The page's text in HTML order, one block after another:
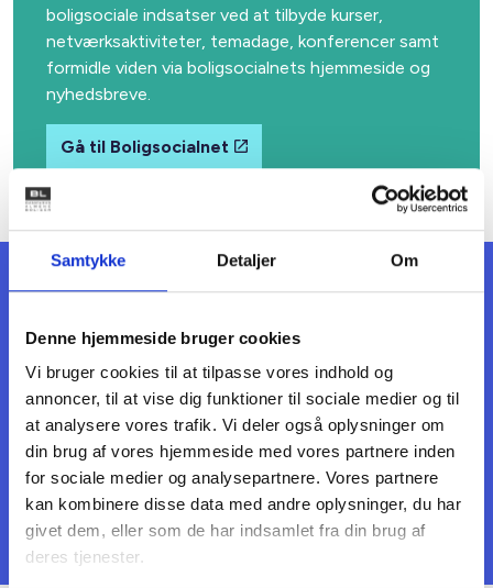
Samtykke Detaljer Om
Denne hjemmeside bruger cookies
Vi bruger cookies til at tilpasse vores indhold og
annoncer, til at vise dig funktioner til sociale medier og til
at analysere vores trafik. Vi deler også oplysninger om
din brug af vores hjemmeside med vores partnere inden
for sociale medier og analysepartnere. Vores partnere
kan kombinere disse data med andre oplysninger, du har
givet dem, eller som de har indsamlet fra din brug af
deres tjenester.
boligsociale indsatser ved at tilbyde kurser,
netværksaktiviteter, temadage, konferencer samt
formidle viden via boligsocialnets hjemmeside og
nyhedsbreve.
Gå til Boligsocialnet
Netværk for
genhusningsmedarbejdere
Arbejder du med genhusning i en almen
boligorganisation? Så har du mulighed for at blive en
del af et fagligt netværk for
genhusningsmedarbejdere, som bidrager til gensidig
sparring, materialedeling m.m.
Læs mere